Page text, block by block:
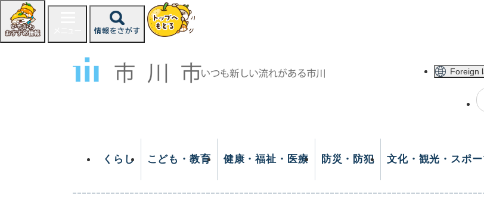
ジ
Foreign
くらし こども・教育 健康・福祉・医療 防災・防犯 文化・観光・スポ